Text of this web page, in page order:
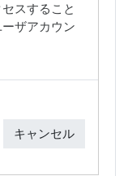
スすること
ザアカウン
キャンセル